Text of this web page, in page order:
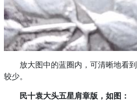
放大图中的蓝圈内，可清晰地看到
较少。
民十袁大头五星肩章版，如图：